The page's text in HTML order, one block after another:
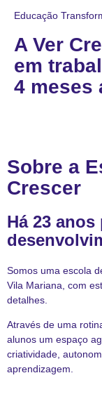
Educação
A Ver
em
4 meses
Sobre a
Crescer
Há 23
Somos uma escola
Vila Mariana, com
detalhes.
Através de uma
alunos um espaço
criatividade,
aprendizagem.